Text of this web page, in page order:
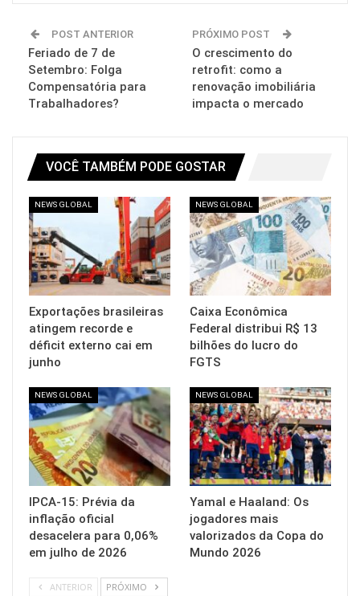
POST ANTERIOR
Feriado de 7 de
Setembro: Folga
Compensatória para
Trabalhadores?
PRÓXIMO POST
O crescimento do
retrofit: como a
renovação imobiliária
impacta o mercado
VOCÊ TAMBÉM PODE GOSTAR
NEWS GLOBAL
Exportações brasileiras
atingem recorde e
déficit externo cai em
junho
NEWS GLOBAL
Caixa Econômica
Federal distribui R$ 13
bilhões do lucro do
FGTS
NEWS GLOBAL
IPCA-15: Prévia da
inflação oficial
desacelera para 0,06%
em julho de 2026
NEWS GLOBAL
Yamal e Haaland: Os
jogadores mais
valorizados da Copa do
Mundo 2026
ANTERIOR PRÓXIMO